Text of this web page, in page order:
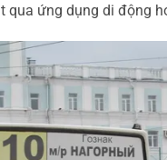
qua ứng dụng di động